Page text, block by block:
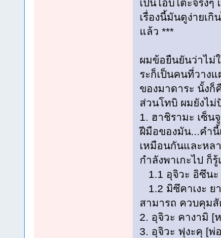
เป็นโอบิโตะจริง
เรื่องนี้มันดูง่ายเกิ
แล้ว ***
ผมข้อยืนยันว่าไม่
ระก็เป็นคนที่วาง
ของมาดาระ นั้งก็
ส่วนโทบิ ผมยังไม่
1. ฮาชิรามะ เซ็น
ฝีมือของมัน...คำ
เหมือนกันและหล
กำลังพาเกะไป ก็
1.1 อุจิวะ อิซึนะ
1.2 มิซึคาเงะ ย
สามารถ ควบคุมสั
2. อุจิวะ คางามิ [
3. อุจิวะ ฟุงะคุ [พ่